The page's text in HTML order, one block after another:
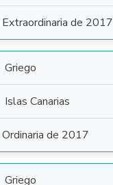
Extraordinaria de 2017
Griego
Islas Canarias
Ordinaria de 2017
Griego